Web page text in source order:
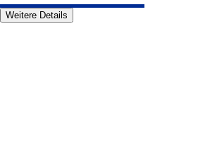
Weitere Details